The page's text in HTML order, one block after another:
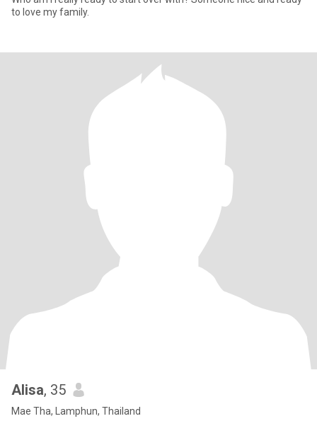
to love my family.
Alisa, 35
Mae Tha, Lamphun, Thailand